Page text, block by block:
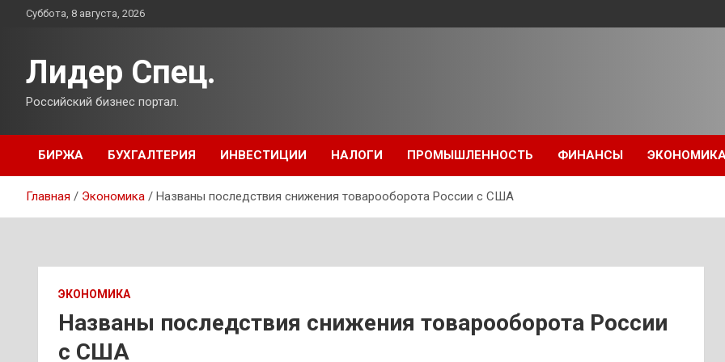
ПерейтиСуббота, 8 августа, 2026
Лидер Спец.
Российский бизнес портал.
БИРЖА БУХГАЛТЕРИЯ ИНВЕСТИЦИИ НАЛОГИ ПРОМЫШЛЕННОСТЬ ФИНАНСЫ
Главная Экономика Названы последствия снижения товарооборота России с США
ЭКОНОМИКА
Названы последствия снижения товарооборота России
с США